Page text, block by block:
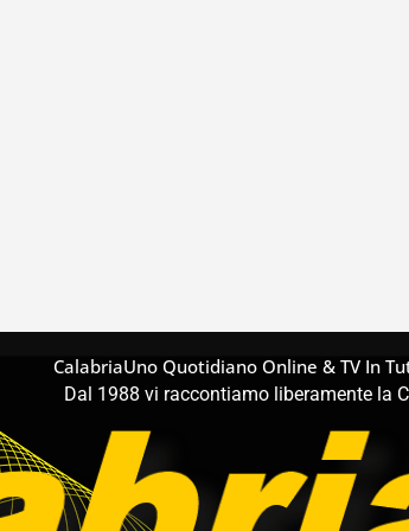
CalabriaUno Quotidiano Online & TV In
Dal 1988 vi raccontiamo liberamente la